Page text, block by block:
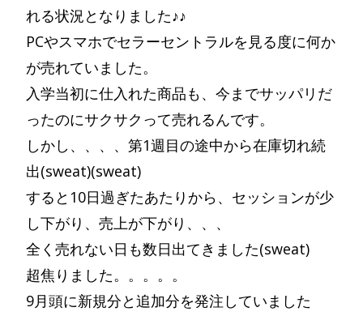
れる状況となりました♪♪
PCやスマホでセラーセントラルを見る度に何か
が売れていました。
入学当初に仕入れた商品も、今までサッパリだ
ったのにサクサクって売れるんです。
しかし、、、、第1週目の途中から在庫切れ続
出(sweat)(sweat)
すると10日過ぎたあたりから、セッションが少
し下がり、売上が下がり、、、
全く売れない日も数日出てきました(sweat)
超焦りました。。。。。
9月頭に新規分と追加分を発注していました